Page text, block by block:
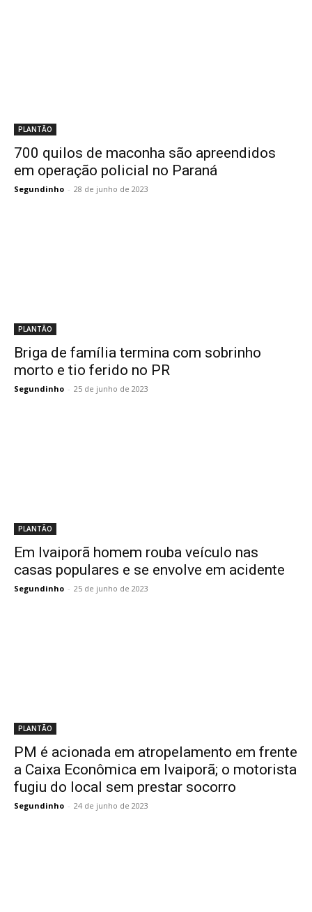
PLANTÃO
700 quilos de maconha são apreendidos
em operação policial no Paraná
Segundinho - 28 de junho de 2023
PLANTÃO
Briga de família termina com sobrinho
morto e tio ferido no PR
Segundinho - 25 de junho de 2023
PLANTÃO
Em Ivaiporã homem rouba veículo nas
casas populares e se envolve em acidente
Segundinho - 25 de junho de 2023
PLANTÃO
PM é acionada em atropelamento em frente
a Caixa Econômica em Ivaiporã; o motorista
fugiu do local sem prestar socorro
Segundinho - 24 de junho de 2023